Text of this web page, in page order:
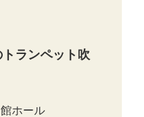
ランペット吹
ホール